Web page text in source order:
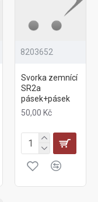
8203652
Svorka zemnící
SR2a
pásek+pásek
50,00 Kč